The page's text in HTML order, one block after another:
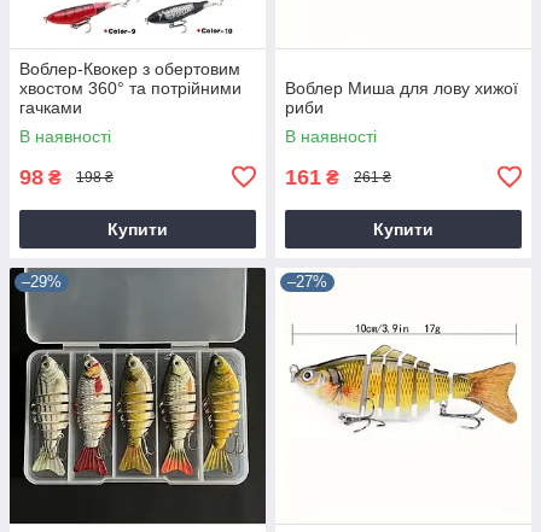
Воблер-Квокер з обертовим
хвостом 360° та потрійними
гачками
В наявності
98 ₴ 198 ₴
Купити
Воблер Миша для лову хижої
риби
В наявності
161 ₴ 261 ₴
Купити
–29% –27%